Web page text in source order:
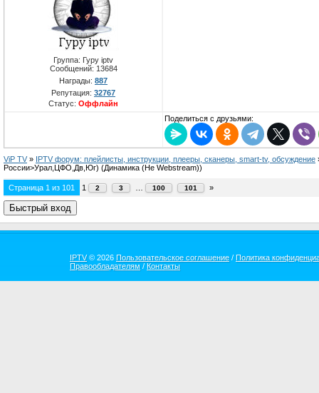
Группа: Гуру iptv
Сообщений: 13684
Награды: 887
Репутация: 32767
Статус: Оффлайн
Поделиться с друзьями:
ViP TV » IPTV форум: плейлисты, инструкции, плееры, сканеры, smart-tv, обсуждение
России>Урал,ЦФО,Дв,Юг) (Динамика (Не Webstream))
Страница 1 из 101 1 2 3 100 101 »
IPTV© 2026 Пользовательское соглашение / Политика
Правообладателям / Контакты